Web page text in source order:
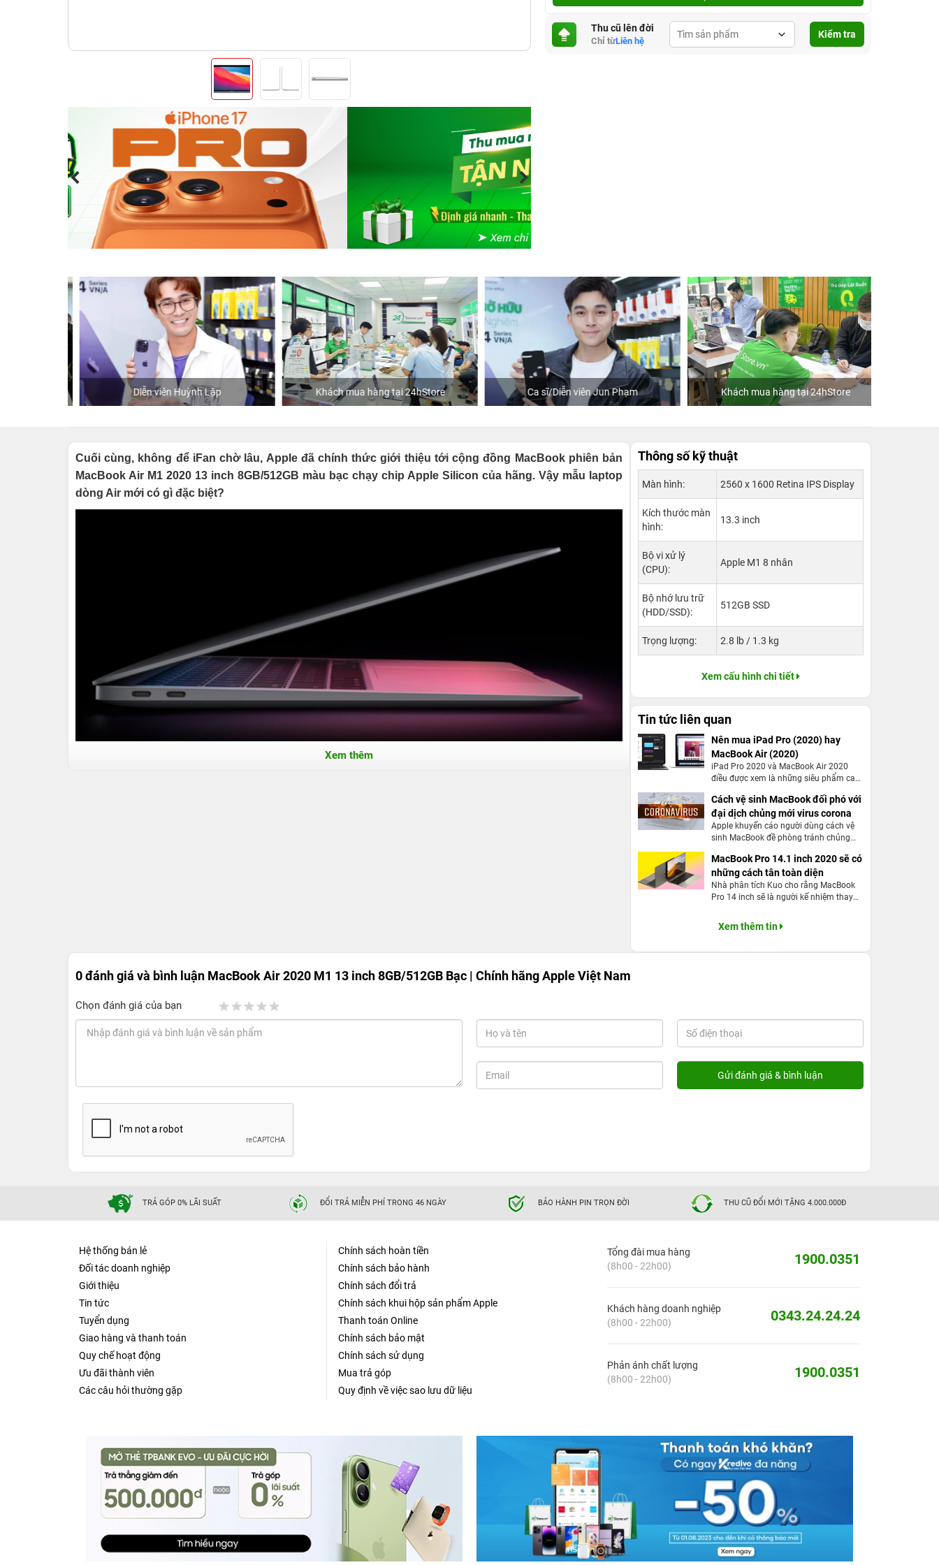
Thu cũ lên đời
Chỉ từLiên hệ
Kiểm tra
Diễn viên Huỳnh Lập Khách mua hàng tại 24hStore Ca sĩ/Diễn viên Jun Phạm Khách mua hàng tại 24hStore
Cuối cùng, không để iFan chờ lâu, Apple đã chính thức giới thiệu tới cộng đồng MacBook phiên bản
MacBook Air M1 2020 13 inch 8GB/512GB màu bạc chạy chip Apple Silicon của hãng. Vậy mẫu laptop
dòng Air mới có gì đặc biệt?
Nhà sản xuất đã công bố rằng CPU của M1 sẽ có 8 nhân, gồm 4 nhân hiệu suất cao và 4 nhân hiệu suất thấp.
Sức mạnh của con chip “táo khuyết” đem lại cho thiết bị rất vượt trội. Sức mạnh của máy sẽ hơn 98% so với
các laptop Windows có mặt trên thị trường. Máy cũng cho hiệu năng vượt trội hơn so với phiên bản Air được
trang bị chip Intel.
Xem thêm
Thông số kỹ thuật
Màn hình: 2560 x 1600 Retina IPS Display
Kích thước màn
hình:
13.3 inch
Bộ vi xử lý
(CPU):
Apple M1 8 nhân
Bộ nhớ lưu trữ
(HDD/SSD):
512GB SSD
Trọng lượng: 2.8 lb / 1.3 kg
Xem cấu hình chi tiết
Tin tức liên quan
Nên mua iPad Pro (2020) hay
MacBook Air (2020)
iPad Pro 2020 và MacBook Air 2020
điều được xem là những siêu phẩm cao
nay với những nâng cấp toàn diện.
Cách vệ sinh MacBook đối phó với
đại dịch chủng mới virus corona
Apple khuyến cáo người dùng cách vệ
sinh MacBook đề phòng tránh chủng
cộng đồng.
MacBook Pro 14.1 inch 2020 sẽ có
những cách tân toàn diện
Nhà phân tích Kuo cho rằng MacBook
Pro 14 inch sẽ là người kế nhiệm thay
những cải tiến hoàn thiện hơn
Xem thêm tin
0 đánh giá và bình luận MacBook Air 2020 M1 13 inch 8GB/512GB Bạc | Chính hãng Apple Việt Nam
Chọn đánh giá của bạn
TRẢ GÓP 0% LÃI SUẤT ĐỔI TRẢ MIỄN PHÍ TRONG 46 NGÀY BẢO HÀNH PIN TRỌN ĐỜI THU CŨ ĐỔI MỚI TẶNG 4.000.000Đ
Hệ thống bán lẻ
Đối tác doanh nghiệp
Giới thiệu
Tin tức
Tuyển dụng
Giao hàng và thanh toán
Quy chế hoạt động
Ưu đãi thành viên
Các câu hỏi thường gặp
Chính sách hoàn tiền
Chính sách bảo hành
Chính sách đổi trả
Chính sách khui hộp sản phẩm Apple
Thanh toán Online
Chính sách bảo mật
Chính sách sử dụng
Mua trả góp
Quy định về việc sao lưu dữ liệu
Tổng đài mua hàng
(8h00 - 22h00)
1900.0351
Khách hàng doanh nghiệp
(8h00 - 22h00)
0343.24.24.24
Phản ánh chất lượng
(8h00 - 22h00)
1900.0351